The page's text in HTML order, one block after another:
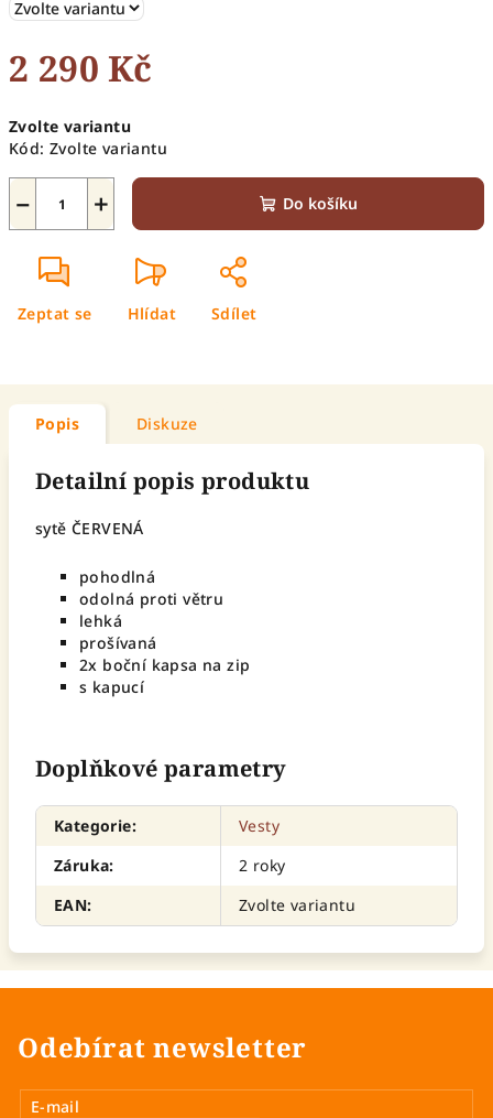
2 290 Kč
cena:
Zvolte variantu
Kód: Zvolte variantu
+
− Do košíku
Zeptat se Hlídat Sdílet
Popis Diskuze
Detailní popis produktu
sytě ČERVENÁ
pohodlná
odolná proti větru
lehká
prošívaná
2x boční kapsa na zip
s kapucí
Doplňkové parametry
Kategorie:
Vesty
Záruka:
2 roky
EAN: Zvolte variantu
Odebírat newsletter
E-mail